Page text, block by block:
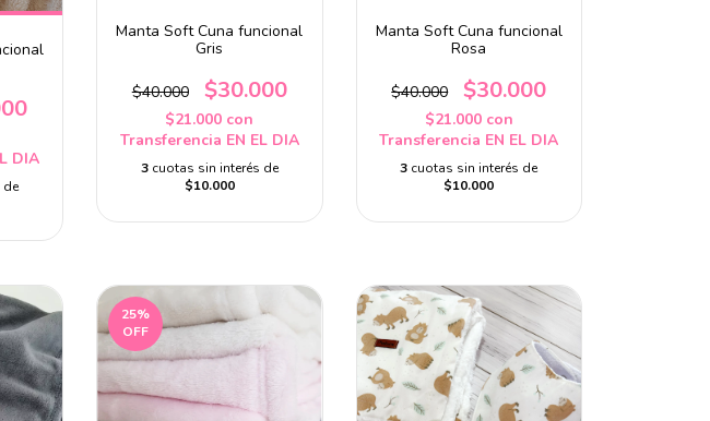
DIA
de
Manta Soft Cuna funcional
Gris
$40.000 $30.000
$21.000 con
Transferencia EN EL DIA
3 cuotas sin interés de
$10.000
Manta Soft Cuna funcional
Rosa
$40.000 $30.000
$21.000 con
Transferencia EN EL DIA
3 cuotas sin interés de
$10.000
25%
OFF